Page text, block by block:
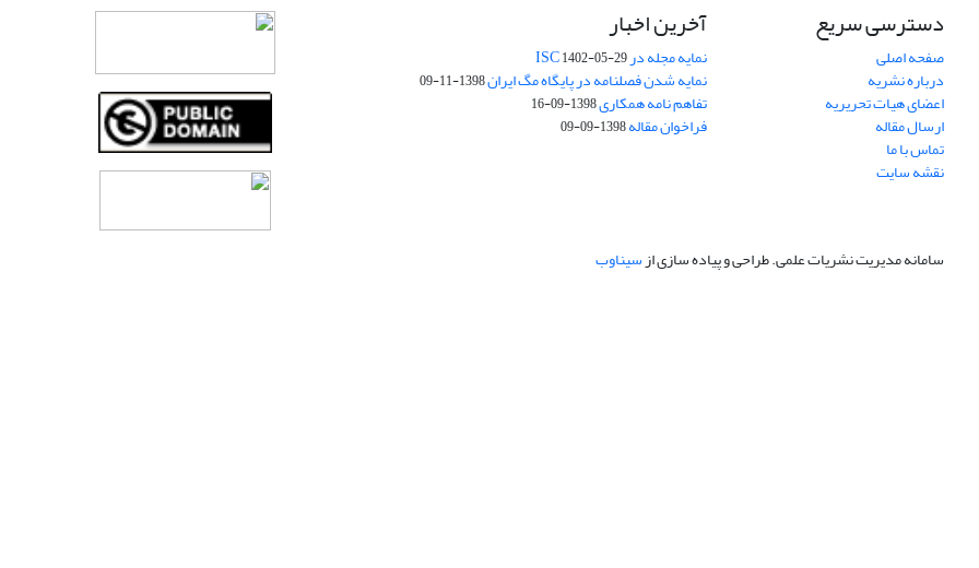
دسترسی سریع
صفحه اصلی
درباره نشریه
اعضای هیات تحریریه
ارسال مقاله
تماس با ما
نقشه سایت
آخرین اخبار
نمایه مجله در ISC1402-05-29
نمایه شدن فصلنامه در پایگاه مگ ایران1398-11-09
تفاهم نامه همکاری1398-09-16
فراخوان مقاله1398-09-09
سامانه مدیریت نشریات علمی.طراحی و پیاده سازی ازسیناوب